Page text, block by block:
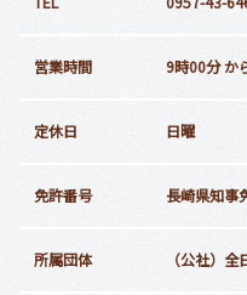
営業時間 9時00分 か
定休日 日曜
免許番号 長崎県知事
所属団体 （公社）